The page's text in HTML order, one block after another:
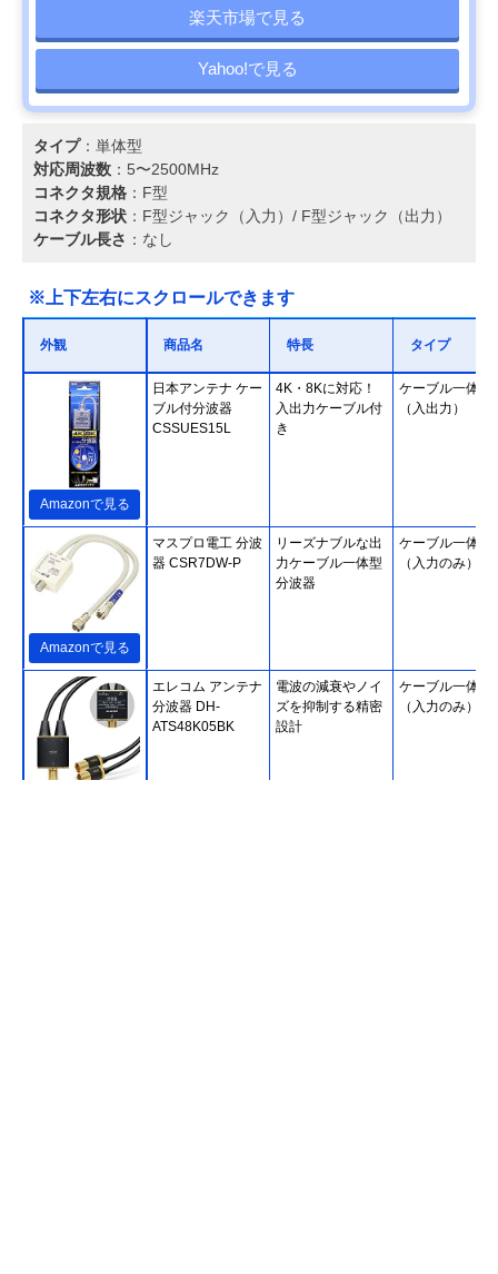
楽天市場で見る
Yahoo!で見る
タイプ：単体型
対応周波数 ：5〜2500MHz
コネクタ規格 ：F型
コネクタ形状 ：F型ジャック（入力）/ F型ジャック（出力）
ケーブル長さ ：なし
※上下左右にスクロールできます
外観 商品名 特長 タイプ
Amazonで見る
日本アンテナ ケー
ブル付分波器
CSSUES15L
4K・8Kに対応！
入出力ケーブル付
き
ケーブル一体型
（入出力）
Amazonで見る
マスプロ電工 分波
器 CSR7DW-P
リーズナブルな出
力ケーブル一体型
分波器
ケーブル一体型
（入力のみ）
エレコム アンテナ
分波器 DH-
ATS48K05BK
電波の減衰やノイ
ズを抑制する精密
設計
ケーブル一体型
（入力のみ）